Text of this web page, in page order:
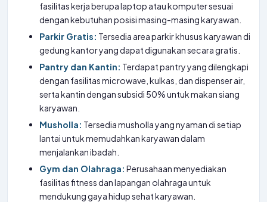
fasilitas kerja berupa laptop atau komputer sesuai
dengan kebutuhan posisi masing-masing karyawan.
Parkir Gratis: Tersedia area parkir khusus karyawan di
gedung kantor yang dapat digunakan secara gratis.
Pantry dan Kantin: Terdapat pantry yang dilengkapi
dengan fasilitas microwave, kulkas, dan dispenser air,
serta kantin dengan subsidi 50% untuk makan siang
karyawan.
Musholla: Tersedia musholla yang nyaman di setiap
lantai untuk memudahkan karyawan dalam
menjalankan ibadah.
Gym dan Olahraga: Perusahaan menyediakan
fasilitas fitness dan lapangan olahraga untuk
mendukung gaya hidup sehat karyawan.